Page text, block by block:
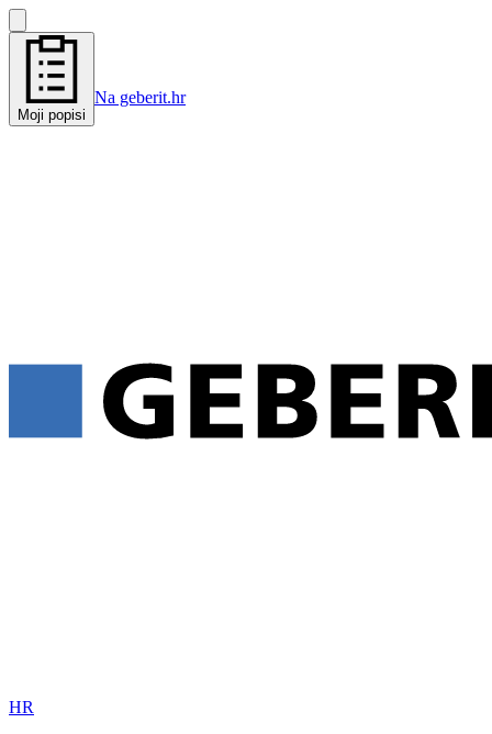
Moji popisi
Na geberit.hr
HR